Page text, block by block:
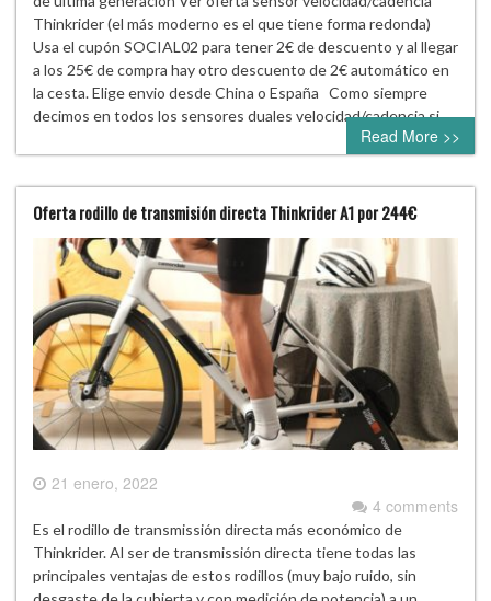
Thinkrider (el más moderno es el que tiene forma redonda)
Usa el cupón SOCIAL02 para tener 2€ de descuento y al llegar
a los 25€ de compra hay otro descuento de 2€ automático en
la cesta. Elige envio desde China o España Como siempre
decimos en todos los sensores duales velocidad/cadencia si…
Read More >>
Oferta rodillo de transmisión directa Thinkrider A1 por 244€
21 enero, 2022
4 comments
Es el rodillo de transmissión directa más económico de
Thinkrider. Al ser de transmissión directa tiene todas las
principales ventajas de estos rodillos (muy bajo ruido, sin